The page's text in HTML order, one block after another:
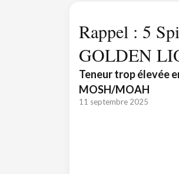
Rappel : 5
GOLDEN
Teneur trop élevée
MOSH/MOAH
11 septembre 2025